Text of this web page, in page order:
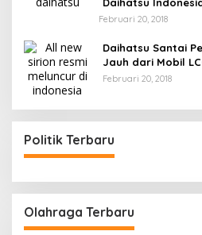
Februari 20, 2018
Daihatsu Santai
Jauh dari Mobil
Februari 20, 2018
Politik Terbaru
Olahraga Terbaru